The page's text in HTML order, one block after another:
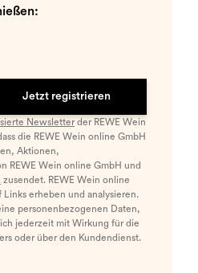
Jetzt registrieren
Newsletterder REWE Wein
die REWE Wein online GmbH
Aktionen,
REWE Wein online GmbH und
zusendet. REWE Wein online
erheben und analysieren.
personenbezogenen Daten,
jederzeit mit Wirkung für die
oder über den Kundendienst.